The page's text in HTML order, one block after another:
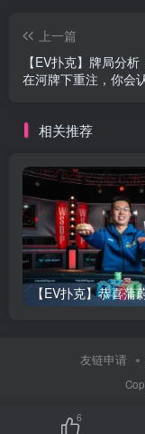
上一篇
【EV扑克】牌局分
在河牌下重注，你会
相关推荐
友链申请
6